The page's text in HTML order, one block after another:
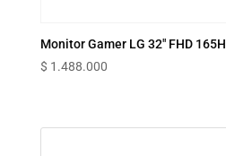
Monitor Gamer LG 32″ FHD
$ 1.488.000